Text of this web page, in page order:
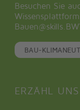
Besuchen Sie
BAU-
ERZÄHL